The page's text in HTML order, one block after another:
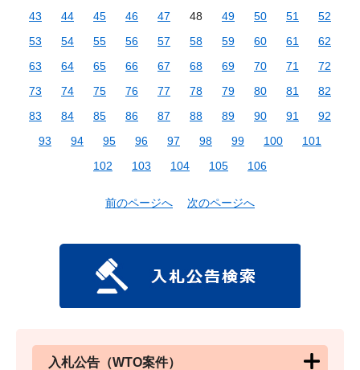
43
44 45 46 47 48 49 50 51
52
53
54 55 56 57 58 59 60 61
62
63
64 65 66 67 68 69 70 71
72
73
74 75 76 77 78 79 80 81
82
83
84 85 86 87 88 89 90 91
92
93
94 95 96 97 98 99 100
101
102
103 104 105 106
前のページへ 次のページへ
入札公告（WTO案件）